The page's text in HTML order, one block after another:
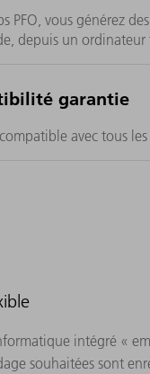
PFO, vous générez
depuis un
garantie
avec tous les
intégré «
souhaitées sont